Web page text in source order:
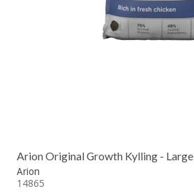
Arion Original Growth Kylling - Large
Arion
14865